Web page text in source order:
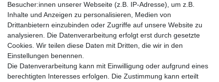
Bleiben Sie auf dem Laufenden ...
E-MAIL **
Newsletter
Honig
Hiermit bestätige ich, dass ich die
Einwilligung kann ich jederzeit widerrufen.**
Besucher:innen unserer Webseite (z.B. IP-Adresse), um z.B.
Inhalte und Anzeigen zu personalisieren, Medien von
Drittanbietern einzubinden oder Zugriffe auf unsere Website zu
analysieren. Die Datenverarbeitung erfolgt erst durch gesetzte
Cookies. Wir teilen diese Daten mit Dritten, die wir in den
Einstellungen benennen.
Die Datenverarbeitung kann mit Einwilligung oder aufgrund eines
berechtigten Interesses erfolgen. Die Zustimmung kann erteilt